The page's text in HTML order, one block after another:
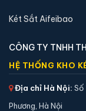
Két Sắt Aifeibao
CÔNG TY TNHH
HỆ THỐNG KHO
Địa chỉ Hà Nội: Số
Phương, Hà Nội